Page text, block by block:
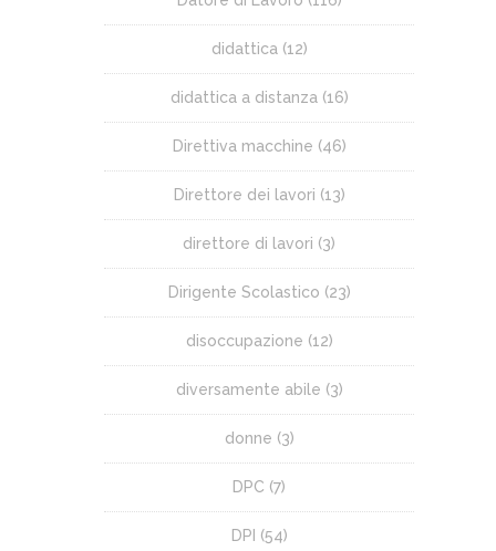
didattica (12)
didattica a distanza (16)
Direttiva macchine (46)
Direttore dei lavori (13)
direttore di lavori (3)
Dirigente Scolastico (23)
disoccupazione (12)
diversamente abile (3)
donne (3)
DPC (7)
DPI (54)